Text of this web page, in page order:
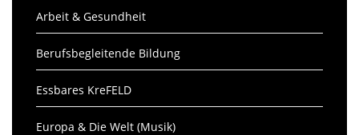
Arbeit & Gesundheit
Berufsbegleitende Bildung
Essbares KreFELD
Europa & Die Welt (Musik)